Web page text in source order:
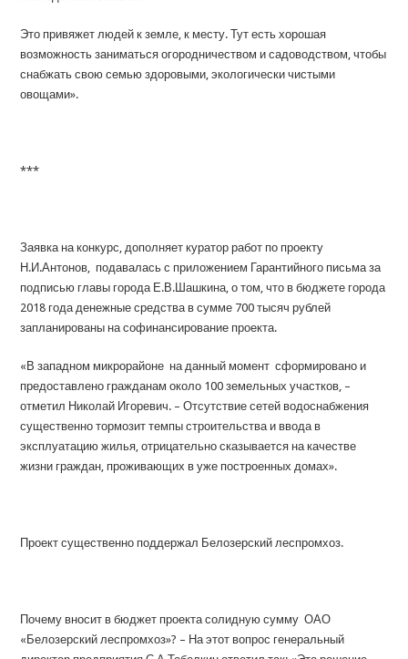
Это привяжет людей к земле, к месту. Тут есть хорошая
возможность заниматься огородничеством и садоводством, чтобы
снабжать свою семью здоровыми, экологически чистыми
овощами».
***
Заявка на конкурс, дополняет куратор работ по проекту
Н.И.Антонов, подавалась с приложением Гарантийного письма за
подписью главы города Е.В.Шашкина, о том, что в бюджете города
2018 года денежные средства в сумме 700 тысяч рублей
запланированы на софинансирование проекта.
«В западном микрорайоне на данный момент сформировано и
предоставлено гражданам около 100 земельных участков, –
отметил Николай Игоревич. – Отсутствие сетей водоснабжения
существенно тормозит темпы строительства и ввода в
эксплуатацию жилья, отрицательно сказывается на качестве
жизни граждан, проживающих в уже построенных домах».
Проект существенно поддержал Белозерский леспромхоз.
Почему вносит в бюджет проекта солидную сумму ОАО
«Белозерский леспромхоз»? – На этот вопрос генеральный